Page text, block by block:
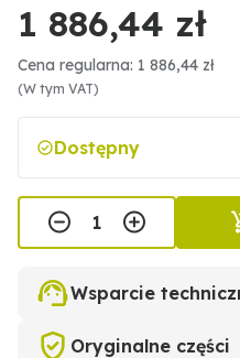
1 886,44 zł
Cena regularna: 1 886,44 zł
(W tym VAT)
Dostępny
Wsparcie
Oryginalne części